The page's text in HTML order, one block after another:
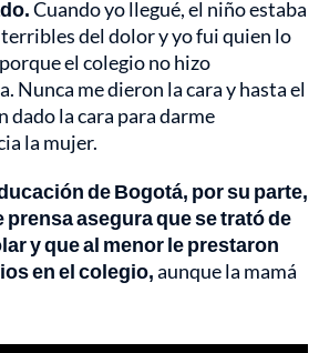
Cuando yo llegué, el niño estaba
del dolor y yo fui quien lo
el colegio no hizo
Nunca me dieron la cara y hasta el
dado la cara para darme
la mujer.
de Bogotá, por su parte,
asegura que se trató de
y que al menor le prestaron
en el colegio,aunque la mamá